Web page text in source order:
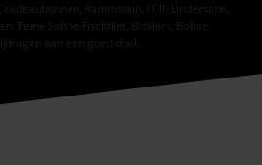
Rammstein, (Till) Lindemann,
Feine Sahne Fischfilet, Broilers, Böhse
aan een goed doel.